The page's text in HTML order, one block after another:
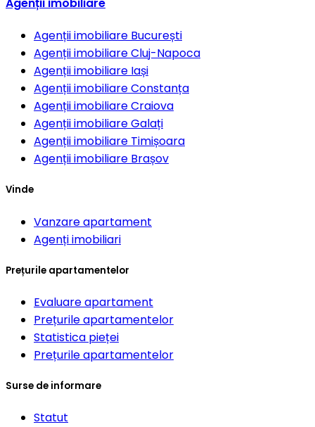
Agenții imobiliare București
Agenții imobiliareCluj-Napoca
Agenții imobiliare Iași
Agenții imobiliareConstanța
Agenții imobiliareCraiova
Agenții imobiliareGalați
Agenții imobiliare Timișoara
Agenții imobiliare Brașov
Vinde
Vanzare apartament
Agenți imobiliari
Prețurile apartamentelor
Evaluare apartament
Prețurile apartamentelor
Statistica pieței
Prețurile apartamentelor
Surse de informare
Statut